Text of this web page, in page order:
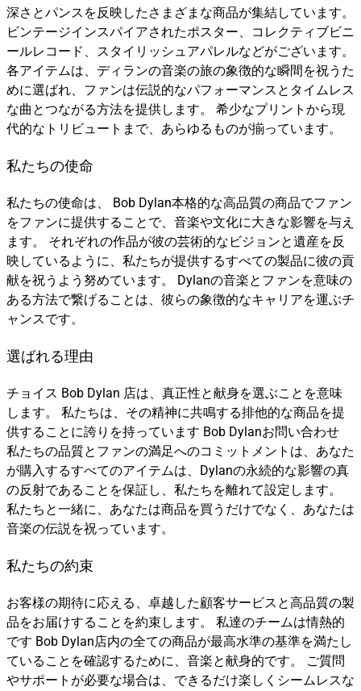
深さとパンスを反映したさまざまな商品が集結しています。
ビンテージインスパイアされたポスター、コレクティブビニ
ールレコード、スタイリッシュアパレルなどがございます。
各アイテムは、ディランの音楽の旅の象徴的な瞬間を祝うた
めに選ばれ、ファンは伝説的なパフォーマンスとタイムレス
な曲とつながる方法を提供します。 希少なプリントから現
代的なトリビュートまで、あらゆるものが揃っています。
私たちの使命
私たちの使命は、 Bob Dylan本格的な高品質の商品でファン
をファンに提供することで、音楽や文化に大きな影響を与え
ます。 それぞれの作品が彼の芸術的なビジョンと遺産を反
映しているように、私たちが提供するすべての製品に彼の貢
献を祝うよう努めています。 Dylanの音楽とファンを意味の
ある方法で繋げることは、彼らの象徴的なキャリアを運ぶチ
ャンスです。
選ばれる理由
チョイス Bob Dylan 店は、真正性と献身を選ぶことを意味
します。 私たちは、その精神に共鳴する排他的な商品を提
供することに誇りを持っています Bob Dylanお問い合わせ
私たちの品質とファンの満足へのコミットメントは、あなた
が購入するすべてのアイテムは、Dylanの永続的な影響の真
の反射であることを保証し、私たちを離れて設定します。
私たちと一緒に、あなたは商品を買うだけでなく、あなたは
音楽の伝説を祝っています。
私たちの約束
お客様の期待に応える、卓越した顧客サービスと高品質の製
品をお届けすることを約束します。 私達のチームは情熱的
です Bob Dylan店内の全ての商品が最高水準の基準を満たし
ていることを確認するために、音楽と献身的です。 ご質問
やサポートが必要な場合は、できるだけ楽しくシームレスな